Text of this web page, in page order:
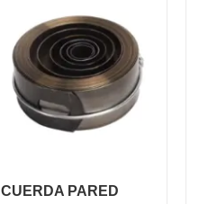
CUERDA PARED